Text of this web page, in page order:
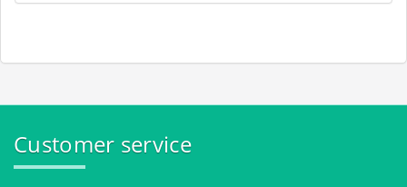
Customer service